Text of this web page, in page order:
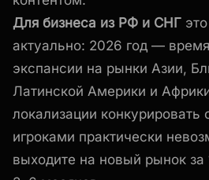
Для бизнеса из РФ и СНГ
актуально: 2026 год —
экспансии на рынки Азии,
Латинской Америки и
локализации конкурировать
игроками практически
выходите на новый рынок за